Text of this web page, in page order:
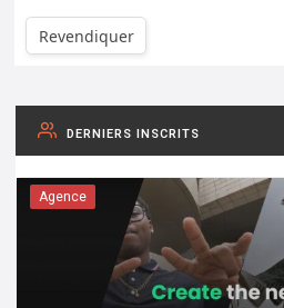
Revendiquer
DERNIERS INSCRITS
Agence